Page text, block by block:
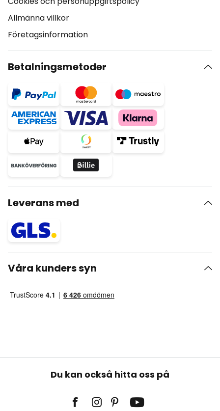
Allmänna villkor
Företagsinformation
Betalningsmetoder
Leverans med
Våra kunders syn
Du kan också hitta oss på